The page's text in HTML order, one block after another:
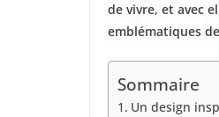
de vivre, et avec
emblématiques
Sommaire
Un design